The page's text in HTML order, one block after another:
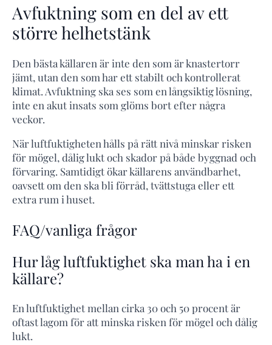
Avfuktning som en del av ett
större helhetstänk
Den bästa källaren är inte den som är knastertorr
jämt, utan den som har ett stabilt och kontrollerat
klimat. Avfuktning ska ses som en långsiktig lösning,
inte en akut insats som glöms bort efter några
veckor.
När luftfuktigheten hålls på rätt nivå minskar risken
för mögel, dålig lukt och skador på både byggnad och
förvaring. Samtidigt ökar källarens användbarhet,
oavsett om den ska bli förråd, tvättstuga eller ett
extra rum i huset.
FAQ/vanliga frågor
Hur låg luftfuktighet ska man ha i en
källare?
En luftfuktighet mellan cirka 30 och 50 procent är
oftast lagom för att minska risken för mögel och dålig
lukt.